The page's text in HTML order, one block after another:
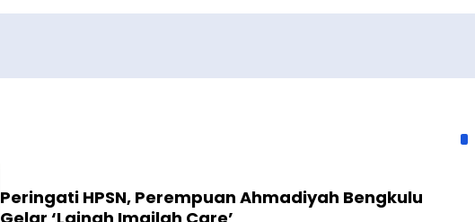
Peringati HPSN, Perempuan Ahmadiyah Bengkulu